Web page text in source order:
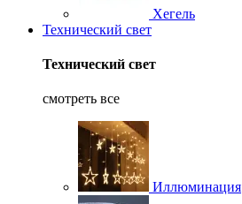
Хегель
Технический свет
Технический свет
смотреть все
Иллюминация